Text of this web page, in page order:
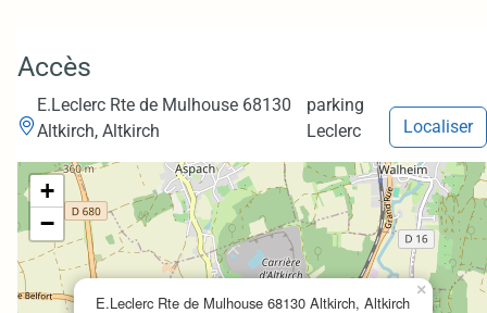
Accès
E.Leclerc Rte de Mulhouse 68130
Altkirch, Altkirch
parking
Leclerc
Localiser
E.Leclerc Rte de Mulhouse 68130 Altkirch, Altkirch
×
+
−